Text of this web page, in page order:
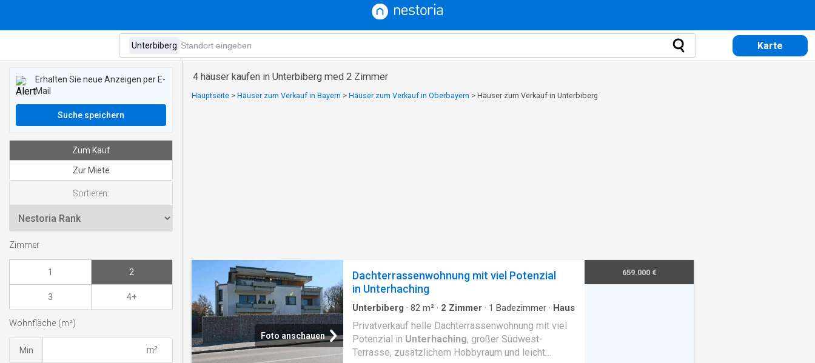
Karte
4 häuser kaufen in Unterbiberg med 2 Zimmer
Hauptseite > Häuser zum Verkauf in Bayern > Häuser zum Verkauf in Oberbayern > Häuser zum Verkauf in Unterbiberg
Foto anschauen
Dachterrassenwohnung mit viel Potenzial
in Unterhaching
Unterbiberg · 82 m² · 2 Zimmer · 1 Badezimmer · Haus
Privatverkauf helle Dachterrassenwohnung mit viel
Potenzial in Unterhaching, großer Südwest-
Terrasse, zusätzlichem Hobbyraum und leicht
659.000 €
Erhalten Sie neue Anzeigen per E-
Mail
Suche speichern
Zum Kauf
Zur Miete
Sortieren:
Zimmer
1 2
3 4+
Wohnfläche (m²)
Min